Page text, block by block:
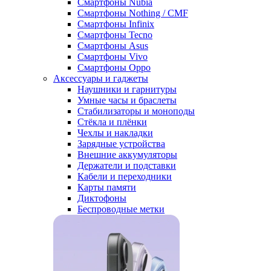
Смартфоны Nubia
Смартфоны Nothing / CMF
Смартфоны Infinix
Смартфоны Tecno
Смартфоны Asus
Смартфоны Vivo
Смартфоны Oppo
Аксессуары и гаджеты
Наушники и гарнитуры
Умные часы и браслеты
Стабилизаторы и моноподы
Стёкла и плёнки
Чехлы и накладки
Зарядные устройства
Внешние аккумуляторы
Держатели и подставки
Кабели и переходники
Карты памяти
Диктофоны
Беспроводные метки